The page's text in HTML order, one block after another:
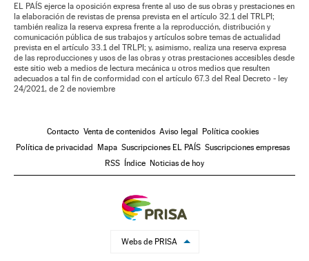
EL PAÍS ejerce la oposición expresa frente al uso de sus obras y prestaciones en
la elaboración de revistas de prensa prevista en el artículo 32.1 del TRLPI;
también realiza la reserva expresa frente a la reproducción, distribución y
comunicación pública de sus trabajos y artículos sobre temas de actualidad
prevista en el artículo 33.1 del TRLPI; y, asimismo, realiza una reserva expresa
de las reproducciones y usos de las obras y otras prestaciones accesibles desde
este sitio web a medios de lectura mecánica u otros medios que resulten
adecuados a tal fin de conformidad con el artículo 67.3 del Real Decreto - ley
24/2021, de 2 de noviembre
Contacto Venta de contenidos Aviso legal Política cookies
Política de privacidad Mapa Suscripciones EL PAÍS Suscripciones empresas
RSS Índice Noticias de hoy
Webs de PRISA